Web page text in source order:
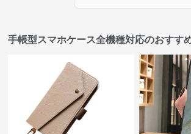
手帳型スマホケース全機種対応のおすす